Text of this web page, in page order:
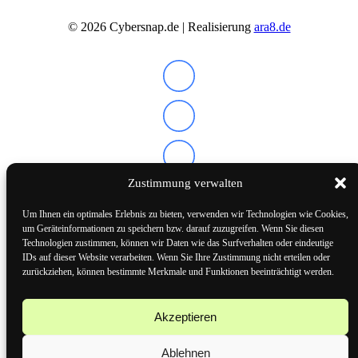
Zustimmung verwalten
Um Ihnen ein optimales Erlebnis zu bieten, verwenden wir Technologien wie Cookies,
um Geräteinformationen zu speichern bzw. darauf zuzugreifen. Wenn Sie diesen
Technologien zustimmen, können wir Daten wie das Surfverhalten oder eindeutige
IDs auf dieser Website verarbeiten. Wenn Sie Ihre Zustimmung nicht erteilen oder
zurückziehen, können bestimmte Merkmale und Funktionen beeinträchtigt werden.
Akzeptieren
Ablehnen
© 2026Cybersnap.de | Realisierung ara8.de
Alle Preise inkl. der gesetzlichen MwSt.
Lieferzeit bei Cybersnap: Die Lieferzeit beträgt in der Regel 3 bis 5 Werktage. Mehr
Informationen finden Sie auf unserer Versandkosten-Seite. Widerrufsrecht: Sie haben das
Recht, binnen 14 Tagen ohne Angabe von Gründen den Vertrag zu widerrufen. Mehr
kostenloses Versandlabel zur Verfügung. Mehr Informationen finden Sie auf unserer
Gewährleistung von 24 Monaten sowie durch Herstellergarantien geschützt. Mehr
Informationen finden Sie auf unserer Seite zu Garantie & Gewährleistung. Verfügbarkeit: Die
Verfügbarkeit der Artikel können Sie direkt auf der jeweiligen Produktseite einsehen. Mehr
Informationen finden Sie auf unserer Verfügbarkeitsseite. Haftungsausschluss für Irrtümer